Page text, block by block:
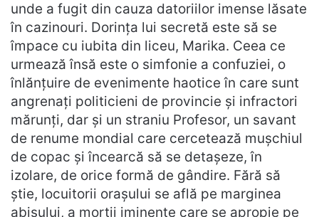
unde a fugit din cauza datoriilor imense lăsate
în cazinouri. Dorința lui secretă este să se
împace cu iubita din liceu, Marika. Ceea ce
urmează însă este o simfonie a confuziei, o
înlănțuire de evenimente haotice în care sunt
angrenați politicieni de provincie și infractori
mărunți, dar și un straniu Profesor, un savant
de renume mondial care cercetează mușchiul
de copac și încearcă să se detașeze, în
izolare, de orice formă de gândire. Fără să
știe, locuitorii orașului se află pe marginea
abisului, a morții iminente care se apropie pe